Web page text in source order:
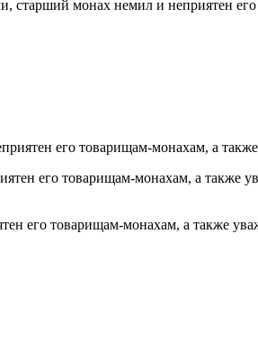
старший монах немил и неприятен
его товарищам-монахам, а
его товарищам-монахам, а
его товарищам-монахам, а также